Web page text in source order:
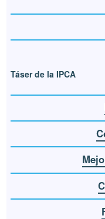
Táser de la IPCA